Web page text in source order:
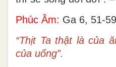
Phúc Âm: Ga 6, 51-59
“Thịt Ta thật là của
của uống”.